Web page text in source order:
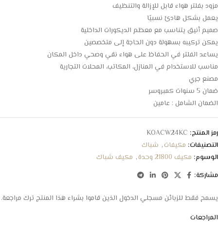
مزود بفلتر هواء قابل للإزالة والتنظيف
يعمل بشكل هادئ نسبيًا
صميم أنيق يتناسب مع معظم الديكورات الداخلية
يمكن تركيبه بسهولة دون الحاجة إلى متخصصين
يساعد الفلتر في الحفاظ على هواء نقي وصحي داخل المكان
مناسب للاستخدام في المنازل، المكاتب، المحلات التجارية
مصنع جري
ضمان 5 سنوات كمبروسر
الضمان الشامل : عامين
رمز المنتج: KOACW24KC
التصنيفات: مكيفات, شباك
الوسوم: مكيف 21800 وحدة , مكيف شباك
مشاركة:
المراجعات
يسمح فقط للزبائن مسجلي الدخول الذين قاموا بشراء هذا المنتج ترك مراجعة.